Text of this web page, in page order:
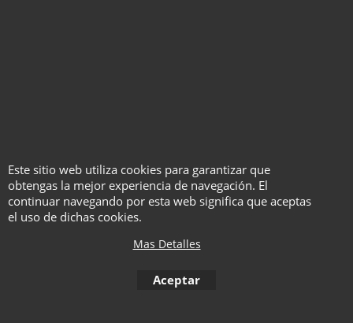
Acceso a la
comunidad
wandie
Este sitio web utiliza cookies para garantizar que
obtengas la mejor experiencia de navegación. El
continuar navegando por esta web significa que aceptas
el uso de dichas cookies.
Mas Detalles
Aceptar